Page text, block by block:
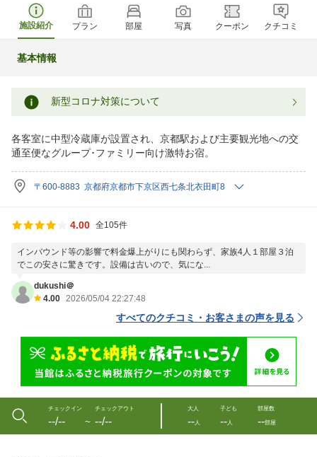
施設紹介 プラン 部屋 写真 クーポン クチコミ
基本情報
新型コロナ対策について
各客室に中型冷蔵庫が設置され、京都駅および主要観光地への交
通至便なグループ･ファミリー向け激特お宿。
〒600-8883 京都府京都市下京区西七条北衣田町8
4.00 全105件
インバウンド等の影響で料金爆上がりにも関わらず、家族4人１部屋３泊
でこの安さに驚きです。設備は古いので、気にな...
dukushi＠
4.00 2026/05/04 22:27:48
すべてのクチコミ・お客さまの声を見る
チェックイン
--/-- 〜
チェックアウト
--/--
大人
--人
子ども
--人
部屋数
--部屋